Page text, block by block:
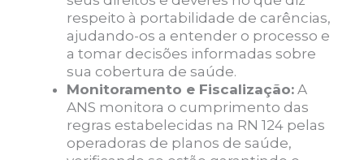
respeito à portabilidade de carências,
ajudando-os a entender o processo e
a tomar decisões informadas sobre
sua cobertura de saúde.
Monitoramento e Fiscalização: A
ANS monitora o cumprimento das
regras estabelecidas na RN 124 pelas
operadoras de planos de saúde,